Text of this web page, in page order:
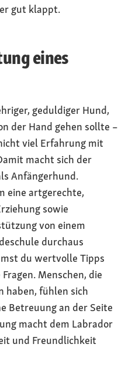
gut klappt.
eines
geduldiger Hund,
der Hand gehen sollte –
viel Erfahrung mit
macht sich der
Anfängerhund.
eine artgerechte,
sowie
von einem
durchaus
du wertvolle Tipps
Menschen, die
haben, fühlen sich
Betreuung an der Seite
macht dem Labrador
und Freundlichkeit